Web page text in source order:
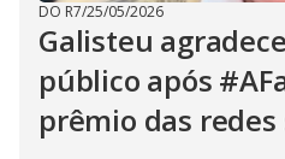
DO R7/25/05/2026
Galisteu
público após
prêmio das